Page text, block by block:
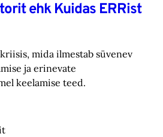
ehk Kuidas ERRist
mida ilmestab süvenev
ja erinevate
keelamise teed.